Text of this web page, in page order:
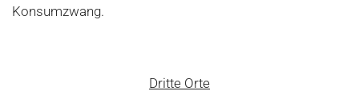
Konsumzwang.
Dritte Orte